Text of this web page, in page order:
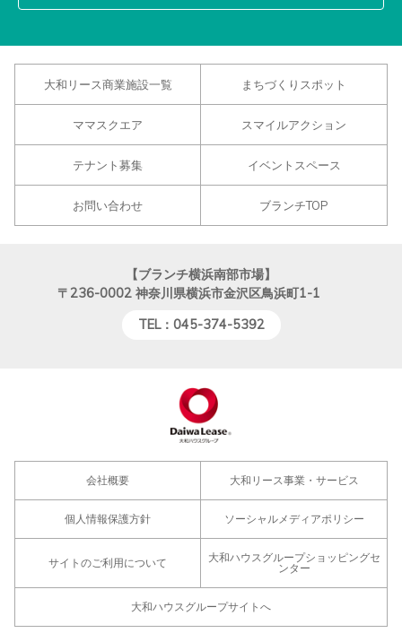
大和リース商業施設一覧 まちづくりスポット
ママスクエア スマイルアクション
テナント募集 イベントスペース
お問い合わせ ブランチTOP
【ブランチ横浜南部市場】
〒236-0002 神奈川県横浜市金沢区鳥浜町1-1
TEL：045-374-5392
会社概要 大和リース事業・サービス
個人情報保護方針 ソーシャルメディアポリシー
サイトのご利用について
大和ハウスグループショッピングセ
ンター
大和ハウスグループサイトへ